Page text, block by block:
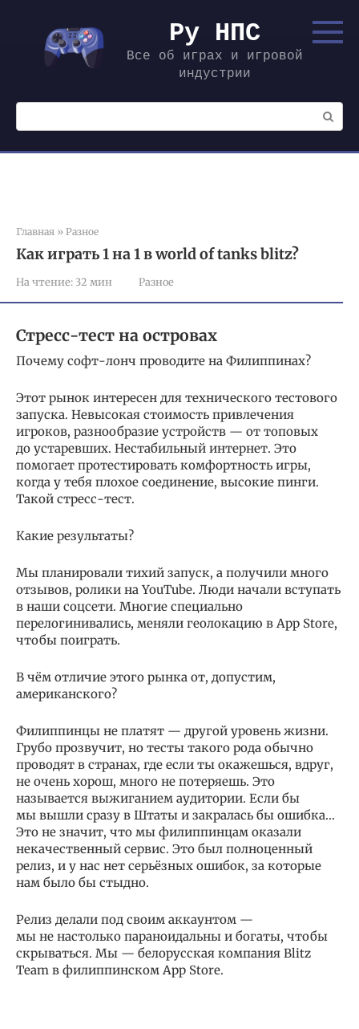
контенту
Ру НПС
Все об играх и игровой
индустрии
Поиск:
Главная » Разное
Как играть 1 на 1 в world of tanks blitz?
На чтение: 32 мин Разное
Стресс-тест на островах
Почему софт-лонч проводите на Филиппинах?
Этот рынок интересен для технического тестового
запуска. Невысокая стоимость привлечения
игроков, разнообразие устройств — от топовых
до устаревших. Нестабильный интернет. Это
помогает протестировать комфортность игры,
когда у тебя плохое соединение, высокие пинги.
Такой стресс-тест.
Какие результаты?
Мы планировали тихий запуск, а получили много
отзывов, ролики на YouTube. Люди начали вступать
в наши соцсети. Многие специально
перелогинивались, меняли геолокацию в App Store,
чтобы поиграть.
В чём отличие этого рынка от, допустим,
американского?
Филиппинцы не платят — другой уровень жизни.
Грубо прозвучит, но тесты такого рода обычно
проводят в странах, где если ты окажешься, вдруг,
не очень хорош, много не потеряешь. Это
называется выжиганием аудитории. Если бы
мы вышли сразу в Штаты и закралась бы ошибка…
Это не значит, что мы филиппинцам оказали
некачественный сервис. Это был полноценный
релиз, и у нас нет серьёзных ошибок, за которые
нам было бы стыдно.
Релиз делали под своим аккаунтом —
мы не настолько параноидальны и богаты, чтобы
скрываться. Мы — белорусская компания Blitz
Team в филиппинском App Store.